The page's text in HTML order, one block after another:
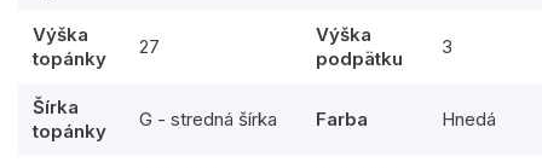
Výška
topánky
27
Výška
podpätku
3
Šírka
topánky
G - stredná šírka Farba Hnedá